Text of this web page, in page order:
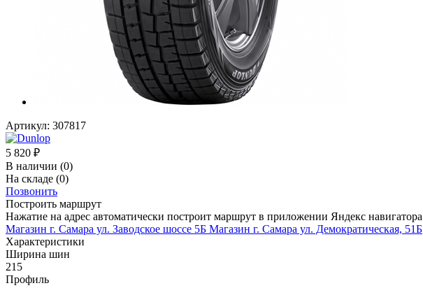
Артикул: 307817
5 820 ₽
В наличии (0)
На складе (0)
Позвонить
Построить маршрут
Нажатие на адрес автоматически построит маршрут в приложении Яндекс навигатора
Магазин г. Самара ул. Заводское шоссе 5Б Магазин г. Самара ул. Демократическая, 51Б
Характеристики
Ширина шин
215
Профиль